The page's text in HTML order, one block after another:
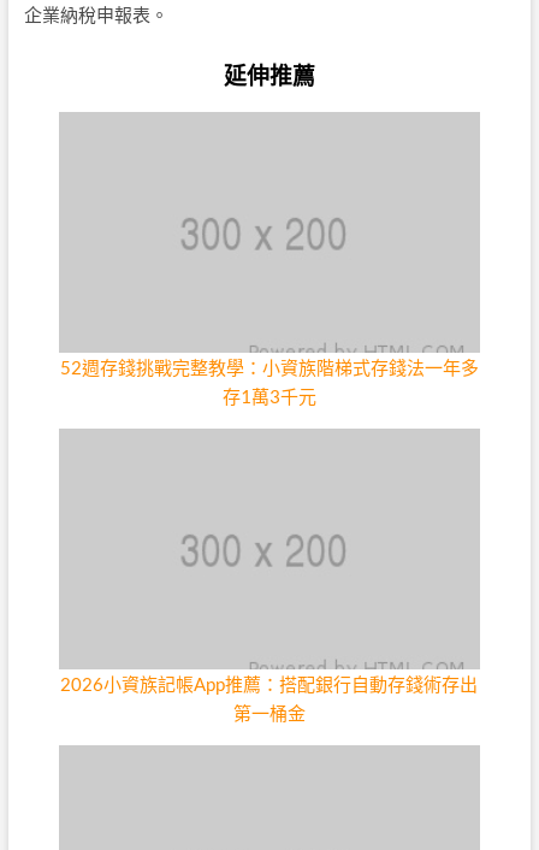
企業納稅申報表。
延伸推薦
52週存錢挑戰完整教學：小資族階梯式存錢法一年多
存1萬3千元
2026小資族記帳App推薦：搭配銀行自動存錢術存出
第一桶金